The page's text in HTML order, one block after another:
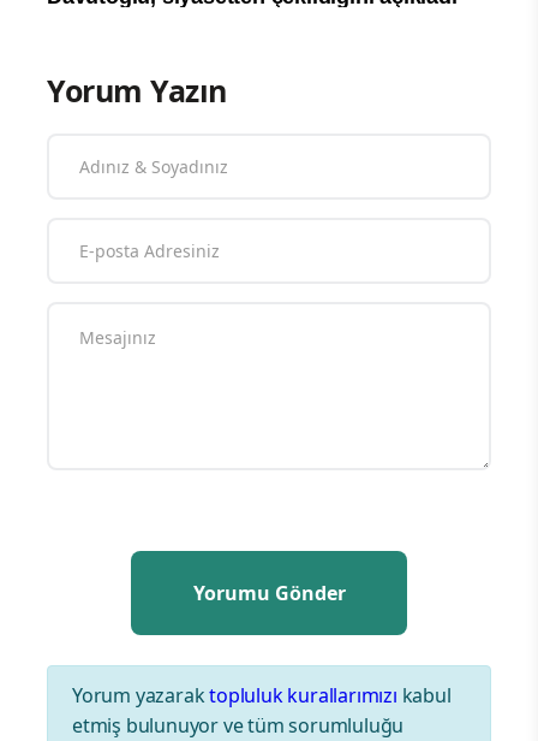
Yorum Yazın
Yorum yazaraktopluluk kurallarımızı kabul
etmiş bulunuyor ve tüm sorumluluğu